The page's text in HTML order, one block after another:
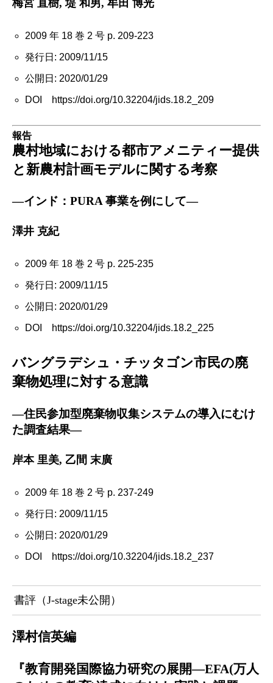
梅宮 直樹, 堤 和男, 牟田 博光
2009 年 18 巻 2 号 p. 209-223
発行日: 2009/11/15
公開日: 2020/01/29
DOI https://doi.org/10.32204/jids.18.2_209
報告
農村地域における都市アメニティー提供
と新農村計画モデルに関する考察
―インド：PURA 事業を例にして―
澤井 克紀
2009 年 18 巻 2 号 p. 225-235
発行日: 2009/11/15
公開日: 2020/01/29
DOI https://doi.org/10.32204/jids.18.2_225
バングラデシュ・チッタゴン市民の廃
棄物処理に対する意識
―住民参加型廃棄物収集システムの導入にむけ
た調査結果―
岸本 里美, 乙間 末廣
2009 年 18 巻 2 号 p. 237-249
発行日: 2009/11/15
公開日: 2020/01/29
DOI https://doi.org/10.32204/jids.18.2_237
書評（J-stage未公開）
澤村信英編
『教育開発国際協力研究の展開―EFA(万人